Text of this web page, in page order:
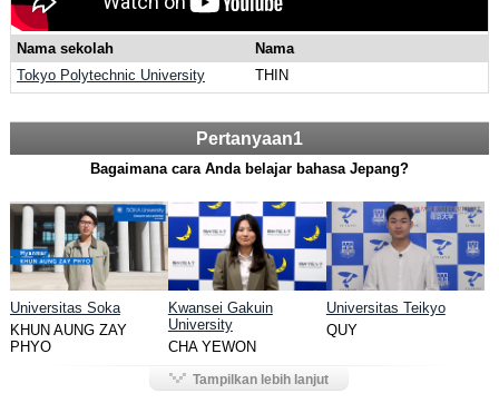
Nama sekolah Nama
Tokyo Polytechnic University THIN
Pertanyaan1
Bagaimana cara Anda belajar bahasa Jepang?
Universitas Soka
KHUN AUNG ZAY
PHYO
Kwansei Gakuin
University
CHA YEWON
Universitas Teikyo
QUY
Tampilkan lebih lanjut